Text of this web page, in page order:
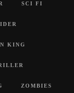
SCI FI
KING
ZOMBIES